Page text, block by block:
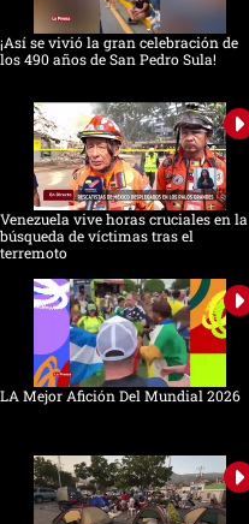
¡Así se vivió la gran celebración de
los 490 años de San Pedro Sula!
Venezuela vive horas cruciales en la
búsqueda de víctimas tras el
terremoto
LA Mejor Afición Del Mundial 2026